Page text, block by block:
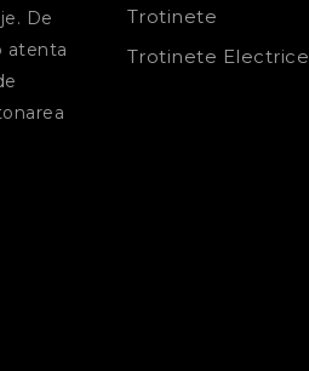
De
atenta
Trotinete
Trotinete Electrice